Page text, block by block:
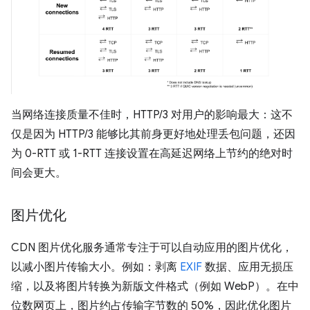
当网络连接质量不佳时，HTTP/3 对用户的影响最大：这不
仅是因为 HTTP/3 能够比其前身更好地处理丢包问题，还因
为 0-RTT 或 1-RTT 连接设置在高延迟网络上节约的绝对时
间会更大。
图片优化
CDN 图片优化服务通常专注于可以自动应用的图片优化，
以减小图片传输大小。例如：剥离 EXIF 数据、应用无损压
缩，以及将图片转换为新版文件格式（例如 WebP）。在中
位数网页上，图片约占传输字节数的 50%，因此优化图片